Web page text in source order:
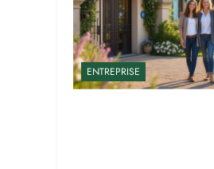
ENTREPRISE